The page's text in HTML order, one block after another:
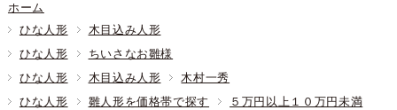
ホーム
ひな人形
木目込み人形
ひな人形
ちいさなお雛様
ひな人形
木目込み人形
木村一秀
ひな人形
雛人形を価格帯で探す ５万円以上１０万円未満